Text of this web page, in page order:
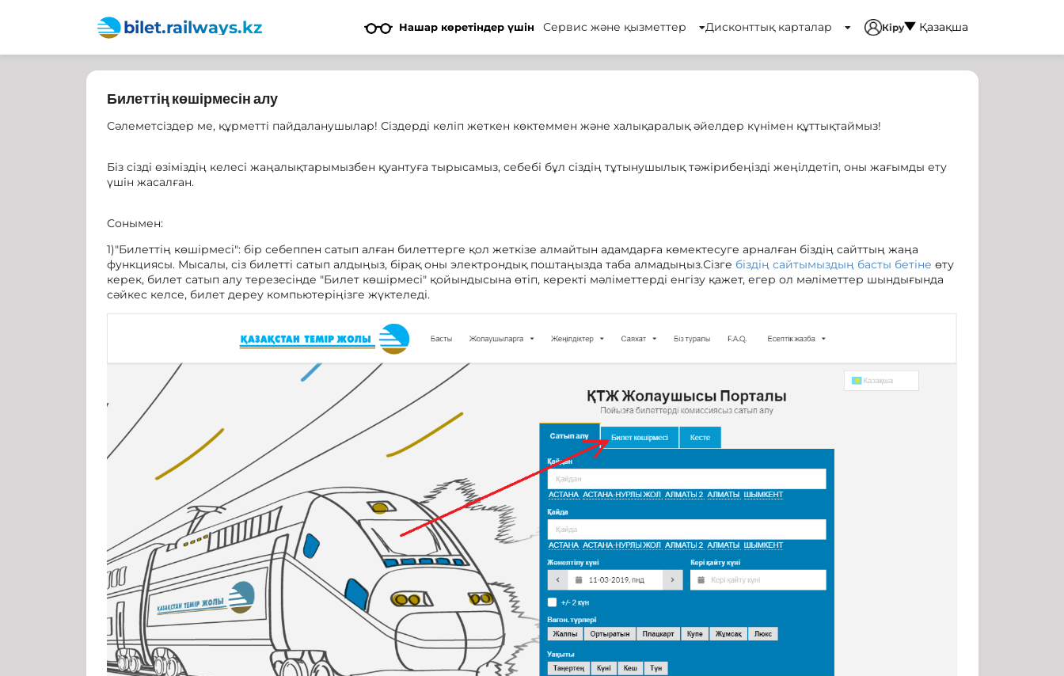
bilet.railways.kz Нашар көретіндер үшін Сервис және қызметтер Дисконттық карталар Кіру Қазақша
Билеттің көшірмесін алу
Сәлеметсіздер ме, құрметті пайдаланушылар! Сіздерді келіп жеткен көктеммен және халықаралық әйелдер күнімен құттықтаймыз!
Біз сізді өзіміздің келесі жаңалықтарымызбен қуантуға тырысамыз, себебі бұл сіздің тұтынушылық тәжірибеңізді жеңілдетіп, оны жағымды ету
үшін жасалған.
Сонымен:
1)"Билеттің көшірмесi": бір себеппен сатып алған билеттерге қол жеткізе алмайтын адамдарға көмектесуге арналған біздің сайттың жаңа
функциясы. Мысалы, сіз билетті сатып алдыңыз, бірақ оны электрондық поштаңызда таба алмадыңыз.Сізге біздің сайтымыздың басты бетіне өту
керек, билет сатып алу терезесінде "Билет көшірмесі" қойындысына өтіп, керекті мәліметтерді енгізу қажет, егер ол мәліметтер шындығында
сәйкес келсе, билет дереу компьютеріңізге жүктеледі.